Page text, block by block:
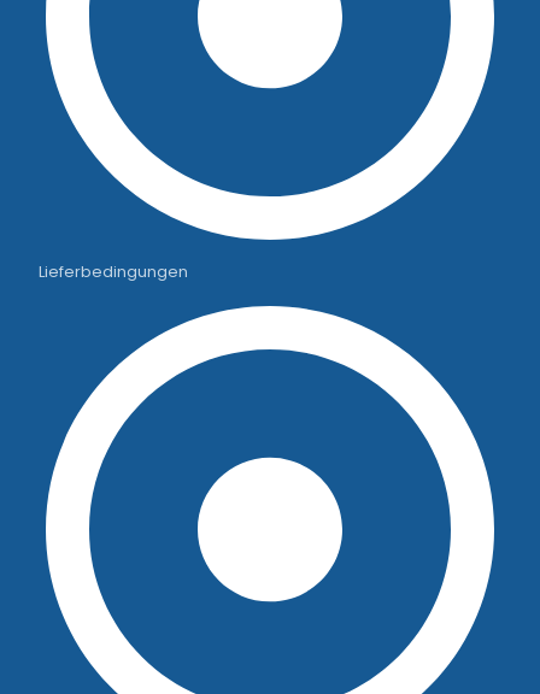
Lieferbedingungen